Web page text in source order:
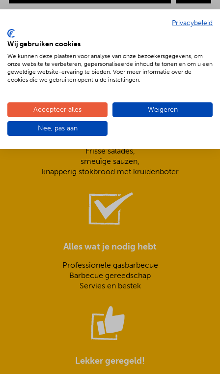
De voordelen van BBQenzo.nl
Compleet is ook écht compleet!
Frisse salades,
smeuïge sauzen,
knapperig stokbrood met kruidenboter
Alles wat je nodig hebt
Professionele gasbarbecue
Barbecue gereedschap
Servies en bestek
Lekker geregeld!
Privacybeleid
Wij gebruiken cookies
We kunnen deze plaatsen voor analyse van onze bezoekersgegevens, om
onze website te verbeteren, gepersonaliseerde inhoud te tonen en om u een
geweldige website-ervaring te bieden. Voor meer informatie over de
cookies die we gebruiken opent u de instellingen.
Accepteer alles Weigeren
Nee, pas aan